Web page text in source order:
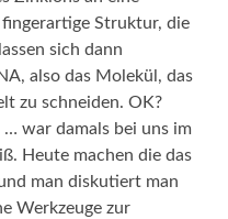
Struktur, die
sich dann
also das Molekül, das
zu schneiden. OK?
war damals bei uns im
Heute machen die das
man diskutiert man
Werkzeuge zur